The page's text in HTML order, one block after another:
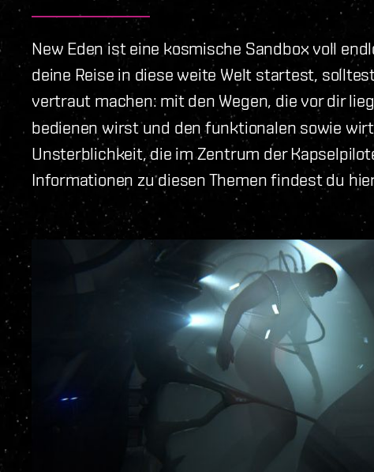
New Eden ist eine kosmische Sandbox voll
deine Reise in diese weite Welt startest,
vertraut machen: mit den Wegen, die vor dir
bedienen wirst und den funktionalen sowie
Unsterblichkeit, die im Zentrum der
Informationen zu diesen Themen findest du